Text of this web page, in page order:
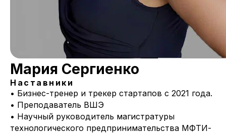
Мария Сергиенко
Наставники
• Бизнес-тренер и трекер стартапов с 2021 года.
• Преподаватель ВШЭ
• Научный руководитель магистратуры
технологического предпринимательства МФТИ-